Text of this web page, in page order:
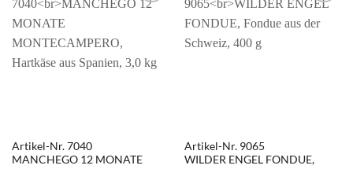
Artikel-Nr. 7040
MANCHEGO 12 MONATE
Artikel-Nr. 9065
WILDER ENGEL FONDUE,